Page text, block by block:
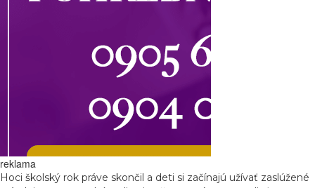
reklama
Hoci školský rok práve skončil a deti si začínajú užívať zaslúžené